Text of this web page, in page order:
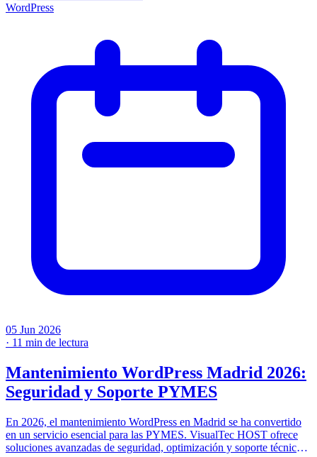
WordPress
05 Jun 2026
· 11 min de lectura
Mantenimiento WordPress Madrid 2026:
Seguridad y Soporte PYMES
En 2026, el mantenimiento WordPress en Madrid se ha convertido
en un servicio esencial para las PYMES. VisualTec HOST ofrece
soluciones avanzadas de seguridad, optimización y soporte técnico